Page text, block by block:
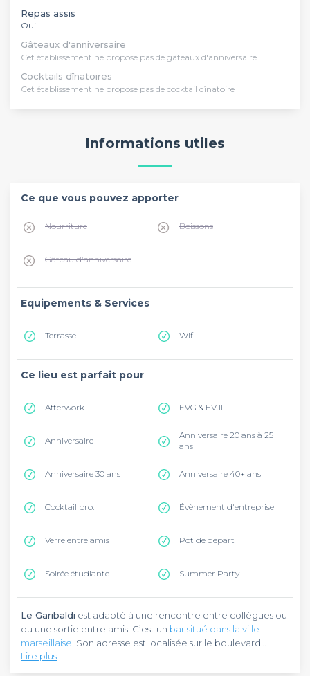
Repas assis
Oui
Gâteaux d'anniversaire
Cet établissement ne propose pas de gâteaux d'anniversaire
Cocktails dînatoires
Cet établissement ne propose pas de cocktail dînatoire
Informations utiles
Ce que vous pouvez apporter
Nourriture Boissons
Gâteau d'anniversaire
Equipements & Services
Terrasse Wifi
Ce lieu est parfait pour
Afterwork EVG & EVJF
Anniversaire
Anniversaire 20 ans à 25
ans
Anniversaire 30 ans Anniversaire 40+ ans
Cocktail pro. Évènement d'entreprise
Verre entre amis Pot de départ
Soirée étudiante Summer Party
Le Garibaldi est adapté à une rencontre entre collègues ou
ou une sortie entre amis. C’est un bar situé dans la ville
marseillaise . Son adresse est localisée sur le boulevard
Garibaldi, à quelques minutes du commissariat de police.
Prenez la ligne 2 du métro pour vous y rendre et descendez
Le Garibaldiest un sympa bar du quartier qui vous reçoit
Lire plus